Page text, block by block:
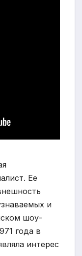
Ее
и
шоу-
года в
интерес